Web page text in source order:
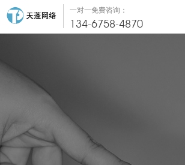
一对一免费咨询：
134-6758-4870